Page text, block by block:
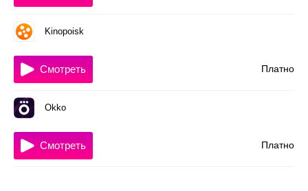
Kinopoisk
Платно
Смотреть
Okko
Платно
Смотреть